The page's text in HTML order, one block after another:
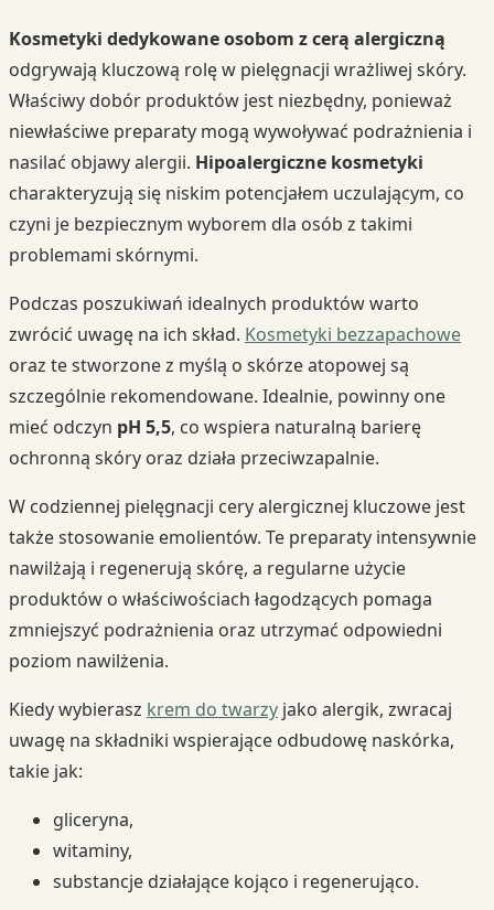
Kosmetyki dedykowane osobom z cerą alergiczną
odgrywają kluczową rolę w pielęgnacji wrażliwej skóry.
Właściwy dobór produktów jest niezbędny, ponieważ
niewłaściwe preparaty mogą wywoływać podrażnienia i
nasilać objawy alergii. Hipoalergiczne kosmetyki
charakteryzują się niskim potencjałem uczulającym, co
czyni je bezpiecznym wyborem dla osób z takimi
problemami skórnymi.
Podczas poszukiwań idealnych produktów warto
zwrócić uwagę na ich skład. Kosmetyki bezzapachowe
oraz te stworzone z myślą o skórze atopowej są
szczególnie rekomendowane. Idealnie, powinny one
mieć odczyn pH 5,5, co wspiera naturalną barierę
ochronną skóry oraz działa przeciwzapalnie.
W codziennej pielęgnacji cery alergicznej kluczowe jest
także stosowanie emolientów. Te preparaty intensywnie
nawilżają i regenerują skórę, a regularne użycie
produktów o właściwościach łagodzących pomaga
zmniejszyć podrażnienia oraz utrzymać odpowiedni
poziom nawilżenia.
Kiedy wybierasz krem do twarzy jako alergik, zwracaj
uwagę na składniki wspierające odbudowę naskórka,
takie jak:
gliceryna,
witaminy,
substancje działające kojąco i regenerująco.